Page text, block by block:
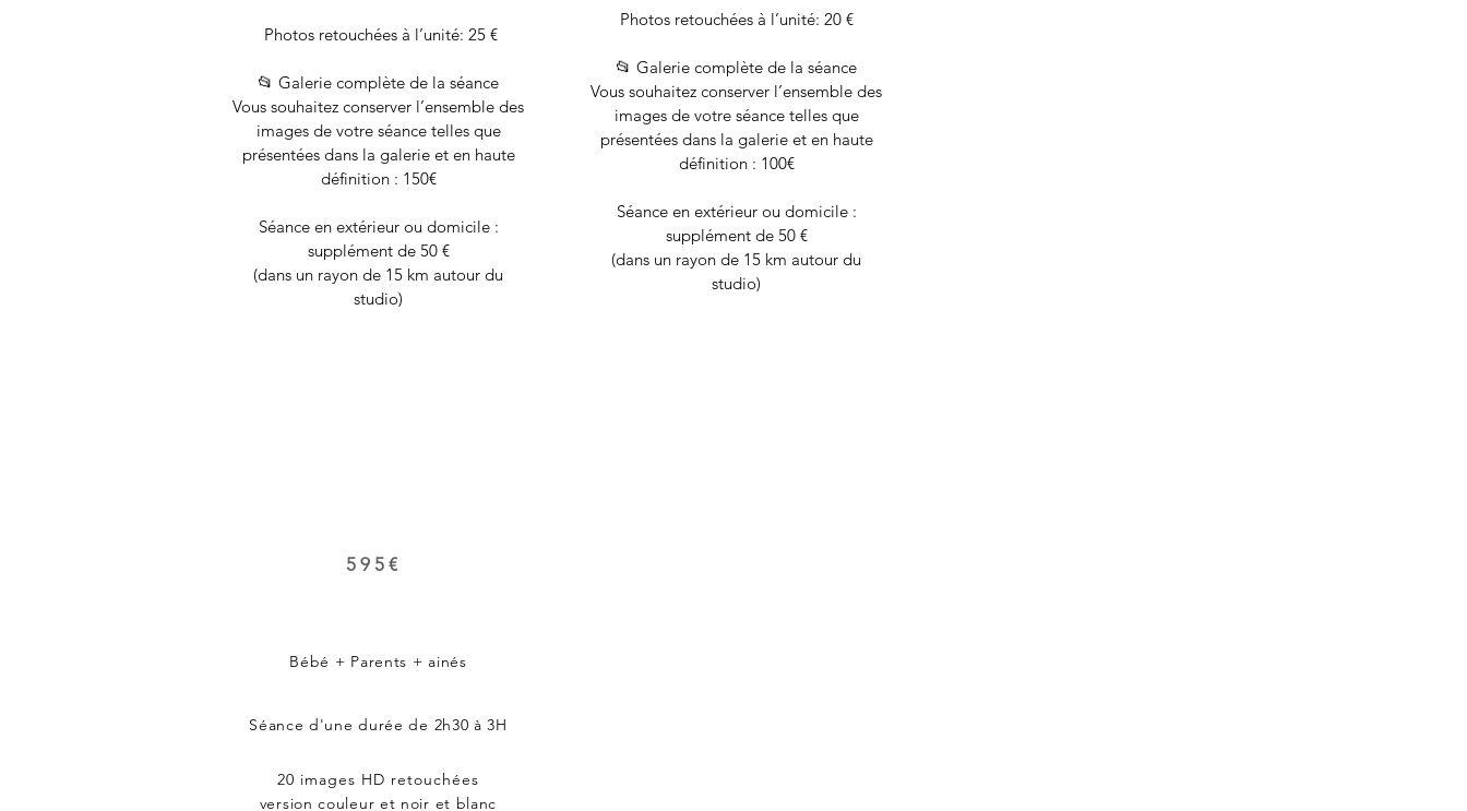
Photos retouchées à l’unité: 25 €
📂 Galerie complète de la séance
Vous souhaitez conserver l’ensemble des
images de votre séance telles que
présentées dans la galerie et en haute
définition : 150€
Séance en extérieur ou domicile :
supplément de 50 €
(dans un rayon de 15 km autour du
studio)
Photos retouchées à l’unité: 20 €
📂 Galerie complète de la séance
Vous souhaitez conserver l’ensemble des
images de votre séance telles que
présentées dans la galerie et en haute
définition : 100€​
Séance en extérieur ou domicile :
supplément de 50 €
(dans un rayon de 15 km autour du
studio)
595€
Bébé + Parents + ainés
Séance d'une durée de 2h30 à 3H
20 images HD retouchées
version couleur et noir et blanc